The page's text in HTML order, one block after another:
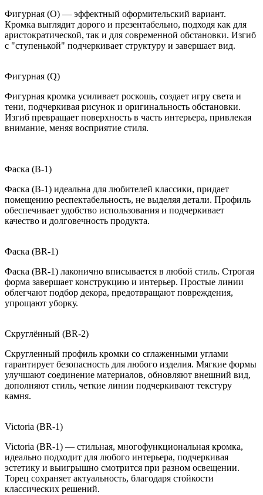
Фигурная (O) — эффектный оформительский вариант.
Кромка выглядит дорого и презентабельно, подходя как для
аристократической, так и для современной обстановки. Изгиб
с "ступенькой" подчеркивает структуру и завершает вид.
Фигурная (Q)
Фигурная кромка усиливает роскошь, создает игру света и
тени, подчеркивая рисунок и оригинальность обстановки.
Изгиб превращает поверхность в часть интерьера, привлекая
внимание, меняя восприятие стиля.
Фаска (B-1)
Фаска (B-1) идеальна для любителей классики, придает
помещению респектабельность, не выделяя детали. Профиль
обеспечивает удобство использования и подчеркивает
качество и долговечность продукта.
Фаска (BR-1)
Фаска (BR-1) лаконично вписывается в любой стиль. Строгая
форма завершает конструкцию и интерьер. Простые линии
облегчают подбор декора, предотвращают повреждения,
упрощают уборку.
Скруглённый (BR-2)
Скругленный профиль кромки со сглаженными углами
гарантирует безопасность для любого изделия. Мягкие формы
улучшают соединение материалов, обновляют внешний вид,
дополняют стиль, четкие линии подчеркивают текстуру
камня.
Victoria (BR-1)
Victoria (BR-1) — стильная, многофункциональная кромка,
идеально подходит для любого интерьера, подчеркивая
эстетику и выигрышно смотрится при разном освещении.
Торец сохраняет актуальность, благодаря стойкости
классических решений.